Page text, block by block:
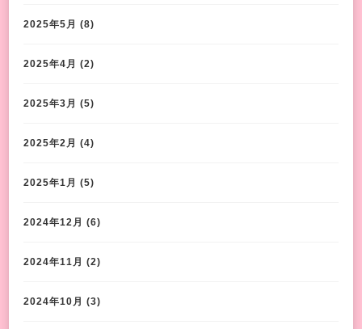
2025年5月 (8)
2025年4月 (2)
2025年3月 (5)
2025年2月 (4)
2025年1月 (5)
2024年12月 (6)
2024年11月 (2)
2024年10月 (3)